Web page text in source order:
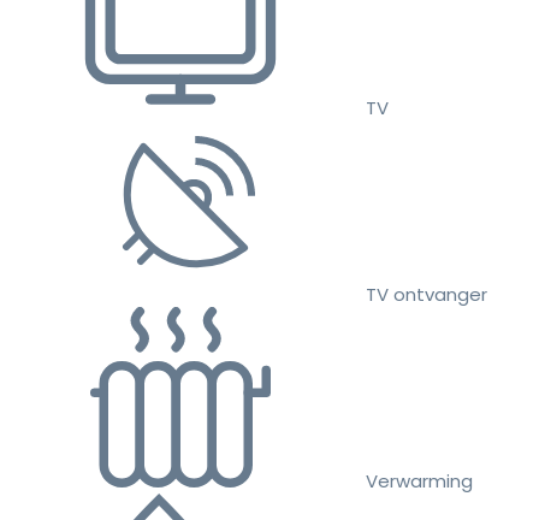
TV
TV ontvanger
Verwarming